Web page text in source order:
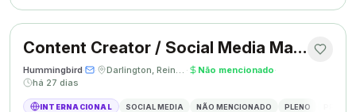
Content Creator / Social Media Manager
Hummingbird· · Darlington, Reino Unido · Não mencionado·
há 27 dias
INTERNACIONAL SOCIAL MEDIA NÃO MENCIONADO PLENO